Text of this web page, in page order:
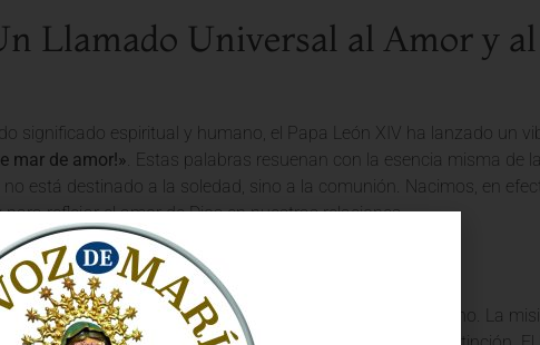
Llamado Universal al Amor y al
significado espiritual y humano, el Papa León XIV ha lanzado un
mar de amor!» . Estas palabras resuenan con la esencia misma de
está destinado a la soledad, sino a la comunión. Nacimos, en
reflejar el amor de Dios en nuestras relaciones.
Un Faro de Amor y Unidad
Santo Padre, se erige como un faro que irradia el amor divino. La